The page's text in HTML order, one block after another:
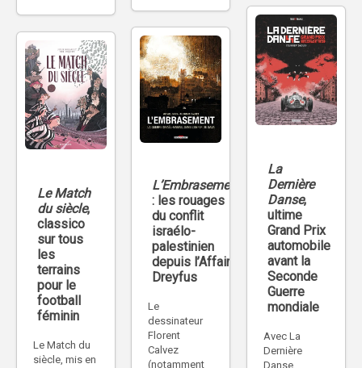
La
Dernière
Danse,
ultime
Grand Prix
automobile
avant la
Seconde
Guerre
mondiale
Avec La
Dernière
Danse,
L’Embrasement
: les rouages
du conflit
israélo-
palestinien
depuis l’Affaire
Dreyfus
Le
dessinateur
Florent
Calvez
(notamment
Le Match
du siècle,
classico
sur tous
les
terrains
pour le
football
féminin
Le Match du
siècle, mis en